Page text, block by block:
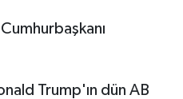
Trump'ın dün AB